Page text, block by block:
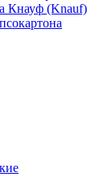
Кнауф (Knauf)